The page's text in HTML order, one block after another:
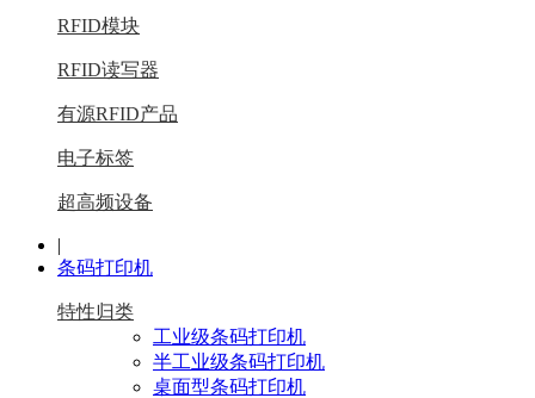
RFID模块
RFID读写器
有源RFID产品
电子标签
超高频设备
|
条码打印机
特性归类
工业级条码打印机
半工业级条码打印机
桌面型条码打印机